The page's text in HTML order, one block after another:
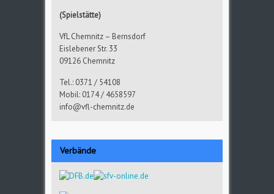
(Spielstätte)
VfL Chemnitz – Bernsdorf
Eislebener Str. 33
09126 Chemnitz
Tel.: 0371 / 54108
Mobil: 0174 / 4658597
info@vfl-chemnitz.de
Verbände